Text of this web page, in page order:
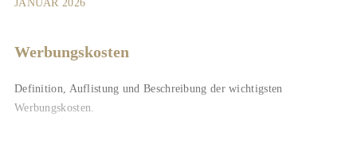
JANUAR 2026
Werbungskosten
Definition, Auflistung und Beschreibung der wichtigsten
Werbungskosten.